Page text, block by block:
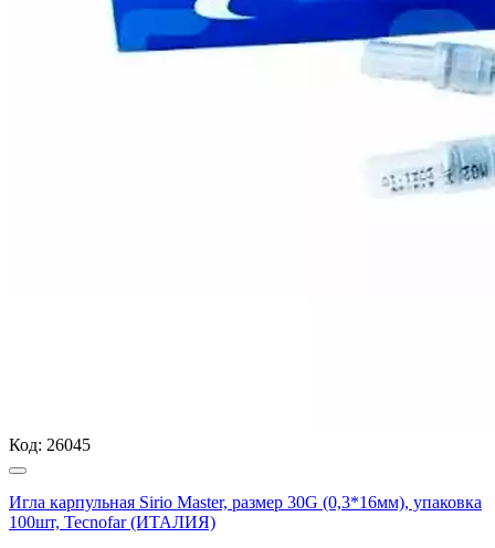
Код: 26045
Игла карпульная Sirio Master, размер 30G (0,3*16мм), упаковка
100шт, Tecnofar (ИТАЛИЯ)